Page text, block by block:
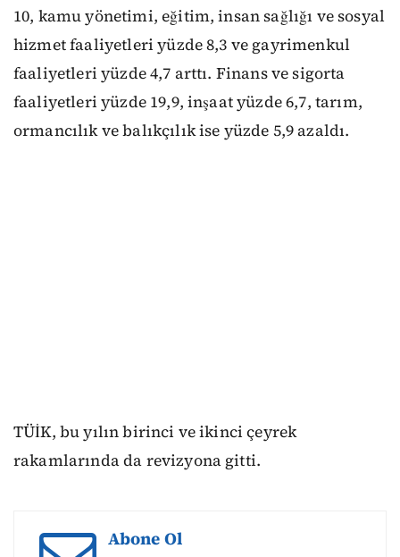
10, kamu yönetimi, eğitim, insan sağlığı ve sosyal
hizmet faaliyetleri yüzde 8,3 ve gayrimenkul
faaliyetleri yüzde 4,7 arttı. Finans ve sigorta
faaliyetleri yüzde 19,9, inşaat yüzde 6,7, tarım,
ormancılık ve balıkçılık ise yüzde 5,9 azaldı.
TÜİK, bu yılın birinci ve ikinci çeyrek
rakamlarında da revizyona gitti.
Abone Ol